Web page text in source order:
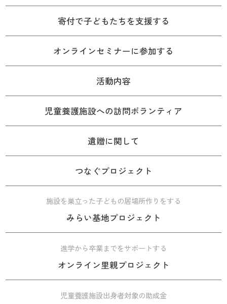
寄付で子どもたちを支援する
オンラインセミナーに参加する
活動内容
児童養護施設への訪問ボランティア
遺贈に関して
つなぐプロジェクト
施設を巣立った子どもの居場所作りをする
みらい基地プロジェクト
進学から卒業までをサポートする
オンライン里親プロジェクト
児童養護施設出身者対象の助成金